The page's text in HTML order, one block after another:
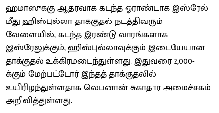
ஹமாஸுக்கு ஆதரவாக கடந்த ஓராண்டாக இஸ்ரேல்
மீது ஹிஸ்புல்லா தாக்குதல் நடத்திவரும்
வேளையில், கடந்த இரண்டு வாரங்களாக
இஸ்ரேலுக்கும், ஹிஸ்புல்லாவுக்கும் இடையேயான
தாக்குதல் உக்கிரமடைந்துள்ளது. இதுவரை 2,000-
க்கும் மேற்பட்டோர் இந்தத் தாக்குதலில்
உயிரிழந்துள்ளதாக லெபனான் சுகாதார அமைச்சகம்
அறிவித்துள்ளது.